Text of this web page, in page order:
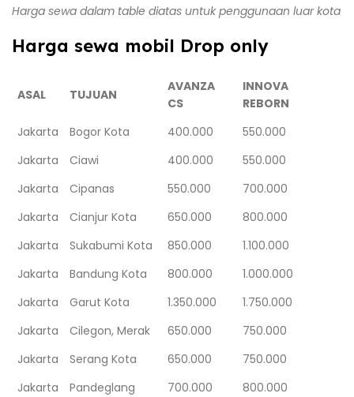
Harga sewa dalam table diatas untuk penggunaan luar kota
Harga sewa mobil Drop only
ASAL TUJUAN
AVANZA
CS
INNOVA
REBORN
Jakarta
Bogor Kota 400.000
550.000
Jakarta
Ciawi 400.000
550.000
Jakarta
Cipanas 550.000
700.000
Jakarta
Cianjur Kota 650.000
800.000
Jakarta
Sukabumi Kota 850.000
1.100.000
Jakarta
Bandung Kota 800.000
1.000.000
Jakarta
Garut Kota 1.350.000
1.750.000
Jakarta
Cilegon, Merak 650.000
750.000
Jakarta
Serang Kota 650.000
750.000
Jakarta
Pandeglang 700.000 800.000